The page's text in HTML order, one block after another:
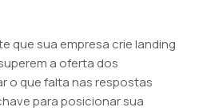
que sua empresa crie landing
a oferta dos
o que falta nas respostas
para posicionar sua